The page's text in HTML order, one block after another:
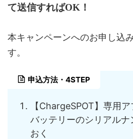
て送信すればOK！
本キャンペーンへのお申し込
す。
申込方法・4STEP
【ChargeSPOT】専用
バッテリーのシリアルナ
おく